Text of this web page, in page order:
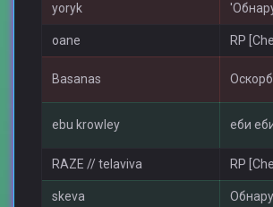
yoryk
oane RP
Basanas
ebu krowley еби
RAZE // telaviva RP
skeva